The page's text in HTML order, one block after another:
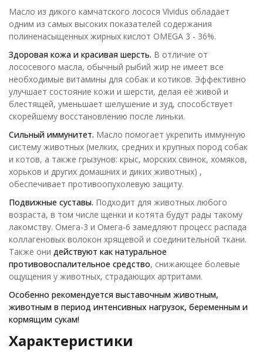
Масло из дикого камчатского лосося Vividus обладает
одним из самых высоких показателей содержания
полиненасыщенных жирных кислот OMEGA 3 - 36%.
Здоровая кожа и красивая шерсть. В отличие от
лососевого масла, обычный рыбий жир не имеет все
необходимые витамины для собак и котиков. Эффективно
улучшает состояние кожи и шерсти, делая её живой и
блестящей, уменьшает шелушение и зуд, способствует
скорейшему восстановлению после линьки.
Сильный иммунитет. Масло помогает укрепить иммунную
систему животных (мелких, средних и крупных пород собак
и котов, а также грызунов: крыс, морских свинок, хомяков,
хорьков и других домашних и диких животных) ,
обеспечивает противоопухолевую защиту.
Подвижные суставы. Подходит для животных любого
возраста, в том числе щенки и котята будут рады такому
лакомству. Омега-3 и Омега-6 замедляют процесс распада
коллагеновых волокон хрящевой и соединительной ткани.
Также они действуют как натуральное
противовоспалительное средство, снижающее болевые
ощущения у животных, страдающих артритами.
Особенно рекомендуется выставочным животным,
животным в период интенсивных нагрузок, беременным и
кормящим сукам!
Характеристики